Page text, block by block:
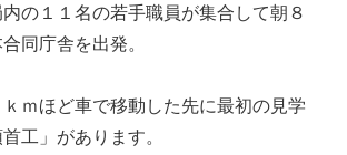
の１１名の若手職員が集合して朝８
同庁舎を出発。
ｍほど車で移動した先に最初の見学
工」があります。